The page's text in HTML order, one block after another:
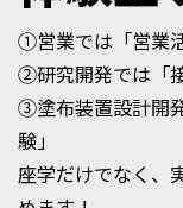
①営業では「営業
②研究開発では「
③塗布装置設計開
験」
座学だけでなく、